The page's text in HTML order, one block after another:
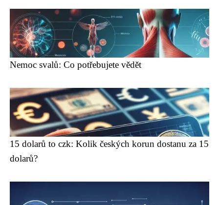
Nemoc svalů: Co potřebujete vědět
15 dolarů to czk: Kolik českých korun dostanu za 15
dolarů?